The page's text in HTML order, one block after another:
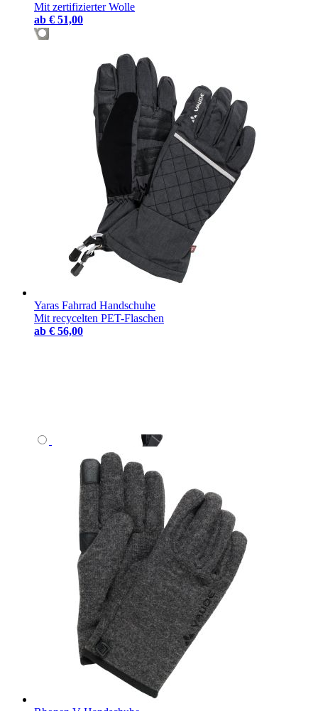
Mit zertifizierter Wolle
ab € 51,00
Yaras Fahrrad Handschuhe
Mit recycelten PET-Flaschen
ab € 56,00